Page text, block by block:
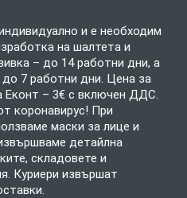
и е необходим
на шалтета и
– до 14 работни дни, а
до 7 работни дни. Цена за
Еконт – 3€ с включен ДДС.
коронавирус! При
маски за лице и
детайлна
складовете и
Куриери извършат